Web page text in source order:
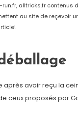
run.fr, alltricks.fr contenus
au site de reçevoir
après avoir reçu la
ceux proposés par